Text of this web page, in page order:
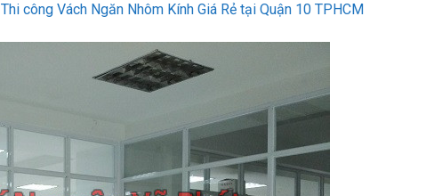
Thi công Vách Ngăn Nhôm Kính Giá Rẻ tại Quận 10 TPHCM